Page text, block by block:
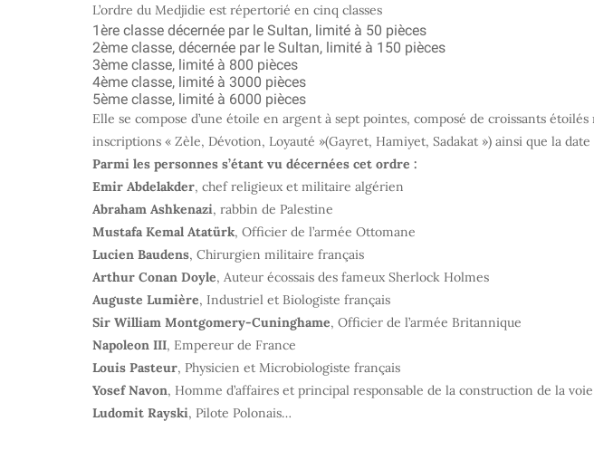
L’ordre du Medjidie est répertorié en cinq classes
1ère classe décernée par le Sultan, limité à 50 pièces
2ème classe, décernée par le Sultan, limité à 150 pièces
3ème classe, limité à 800 pièces
4ème classe, limité à 3000 pièces
5ème classe, limité à 6000 pièces
Elle se compose d’une étoile en argent à sept pointes, composé de croissants
inscriptions « Zèle, Dévotion, Loyauté »(Gayret, Hamiyet, Sadakat ») ainsi que la date
Parmi les personnes s’étant vu décernées cet ordre :
Emir Abdelakder, chef religieux et militaire algérien
Abraham Ashkenazi, rabbin de Palestine
Mustafa Kemal Atatürk, Officier de l’armée Ottomane
Lucien Baudens, Chirurgien militaire français
Arthur Conan Doyle, Auteur écossais des fameux Sherlock Holmes
Auguste Lumière, Industriel et Biologiste français
Sir William Montgomery-Cuninghame, Officier de l’armée Britannique
Napoleon III, Empereur de France
Louis Pasteur, Physicien et Microbiologiste français
Yosef Navon, Homme d’affaires et principal responsable de la construction de la
Ludomit Rayski, Pilote Polonais…